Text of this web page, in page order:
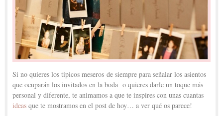
Si no quieres los típicos meseros de siempre para señalar los asientos
que ocuparán los invitados en la boda o quieres darle un toque más
personal y diferente, te animamos a que te inspires con unas cuantas
ideas que te mostramos en el post de hoy… a ver qué os parece!